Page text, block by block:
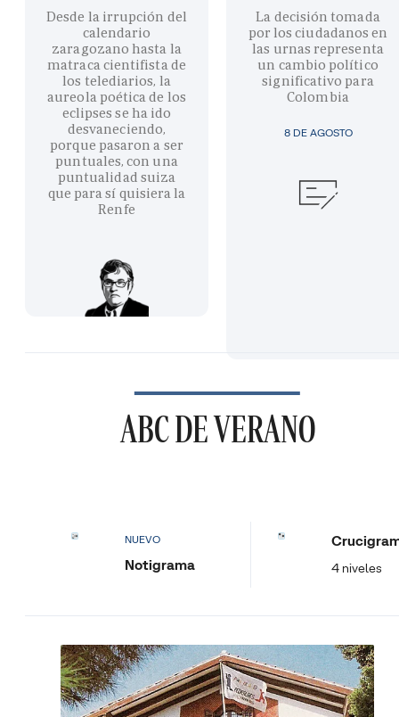
Desde la irrupción del
calendario
zaragozano hasta la
matraca cientifista de
los telediarios, la
aureola poética de los
eclipses se ha ido
desvaneciendo,
porque pasaron a ser
puntuales, con una
puntualidad suiza
que para sí quisiera la
Renfe
8 DE AGOSTO
La decisión tomada
por los ciudadanos en
las urnas representa
un cambio político
significativo para
Colombia
ABC DE VERANO
NUEVO
Notigrama 4 niveles